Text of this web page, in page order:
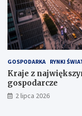
GOSPODARKA RYNKI
Kraje z
gospodarcze
2 lipca 2026